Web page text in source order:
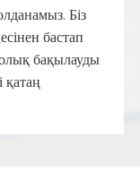
Біз
бастап
бақылауды
қатаң